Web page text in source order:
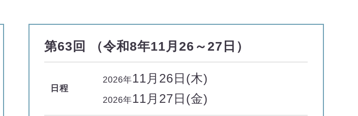
第63回 （令和8年11月26～27日）
日程
2026年11月26日(木)
2026年11月27日(金)